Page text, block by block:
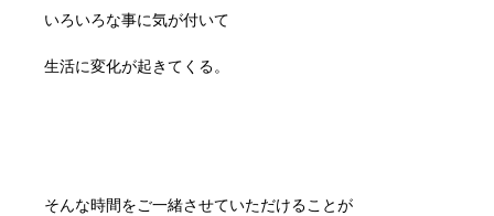
いろいろな事に気が付いて
生活に変化が起きてくる。
そんな時間をご一緒させていただけることが